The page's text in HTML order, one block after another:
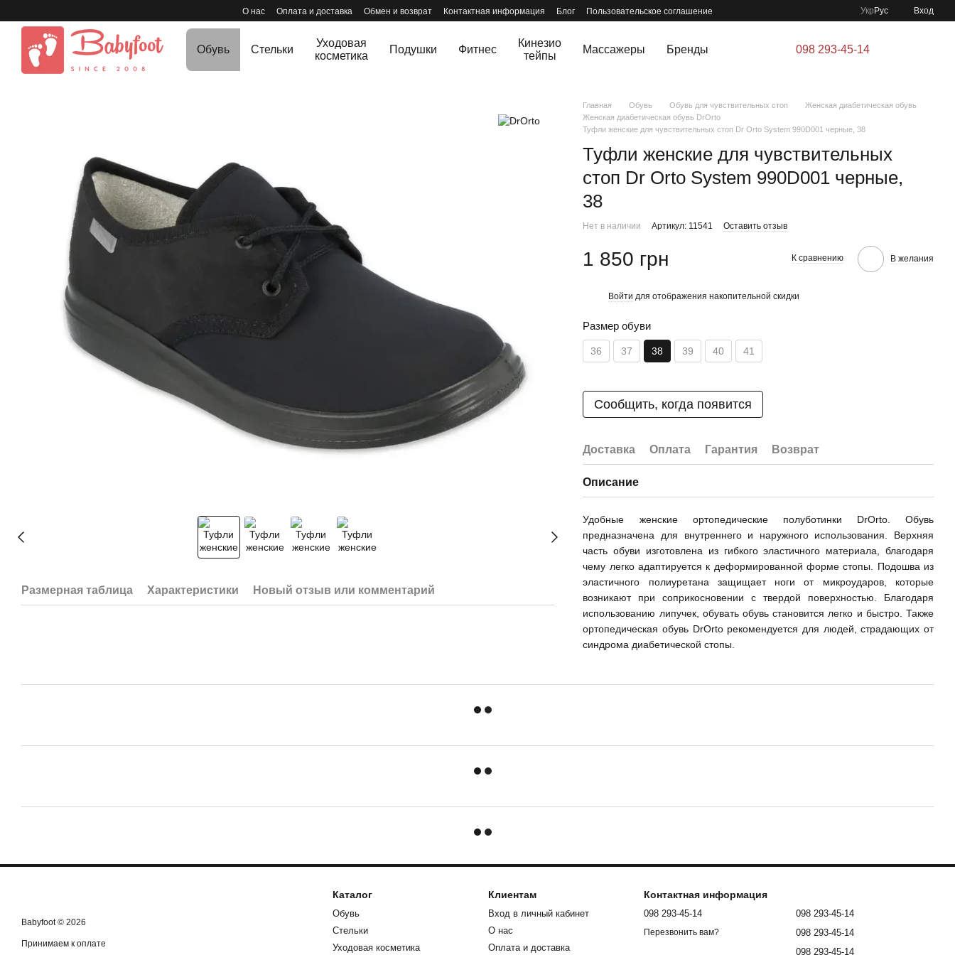
О нас Оплата и доставка Обмен и возврат Контактная информация Блог Пользовательское соглашение Укр Рус Вход
Обувь Стельки
Уходовая
косметика
Подушки Фитнес
Кинезио
тейпы
Массажеры Бренды 098 293-45-14
Размерная таблица Характеристики Новый отзыв или комментарий
Главная Обувь Обувь для чувствительных стоп
Женская диабетическая обувь
Женская диабетическая обувь DrOrto
Туфли женские для чувствительных стоп Dr Orto System 990D001 черные, 38
Туфли женские для чувствительных
стоп Dr Orto System 990D001 черные,
38
Нет в наличии Артикул: 11541 Оставить отзыв
1 850 грн К сравнению В желания
Войти для отображения накопительной скидки
Размер обуви
36 37 38 39 40 41
Сообщить, когда появится
Доставка Оплата Гарантия Возврат
Описание
Удобные женские ортопедические полуботинки DrOrto. Обувь
предназначена для внутреннего и наружного использования. Верхняя
часть обуви изготовлена из гибкого эластичного материала, благодаря
чему легко адаптируется к деформированной форме стопы. Подошва из
эластичного полиуретана защищает ноги от микроударов, которые
возникают при соприкосновении с твердой поверхностью. Благодаря
использованию липучек, обувать обувь становится легко и быстро. Также
ортопедическая обувь DrOrto рекомендуется для людей, страдающих от
синдрома диабетической стопы.
Babyfoot © 2026
Принимаем к оплате
Каталог
Обувь
Стельки
Уходовая косметика
Клиентам
Вход в личный кабинет
О нас
Оплата и доставка
Контактная информация
098 293-45-14
Перезвонить вам?
098 293-45-14
098 293-45-14
098 293-45-14